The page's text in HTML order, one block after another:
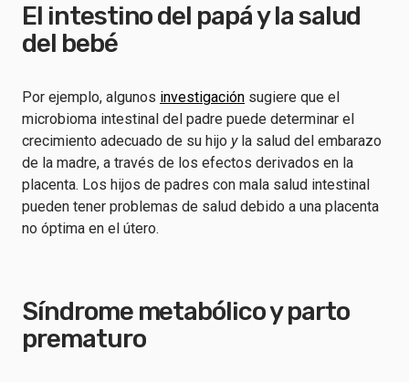
El intestino del papá y la salud
del bebé
Por ejemplo, algunos investigación sugiere que el
microbioma intestinal del padre puede determinar el
crecimiento adecuado de su hijo y la salud del embarazo
de la madre, a través de los efectos derivados en la
placenta. Los hijos de padres con mala salud intestinal
pueden tener problemas de salud debido a una placenta
no óptima en el útero.
Síndrome metabólico y parto
prematuro